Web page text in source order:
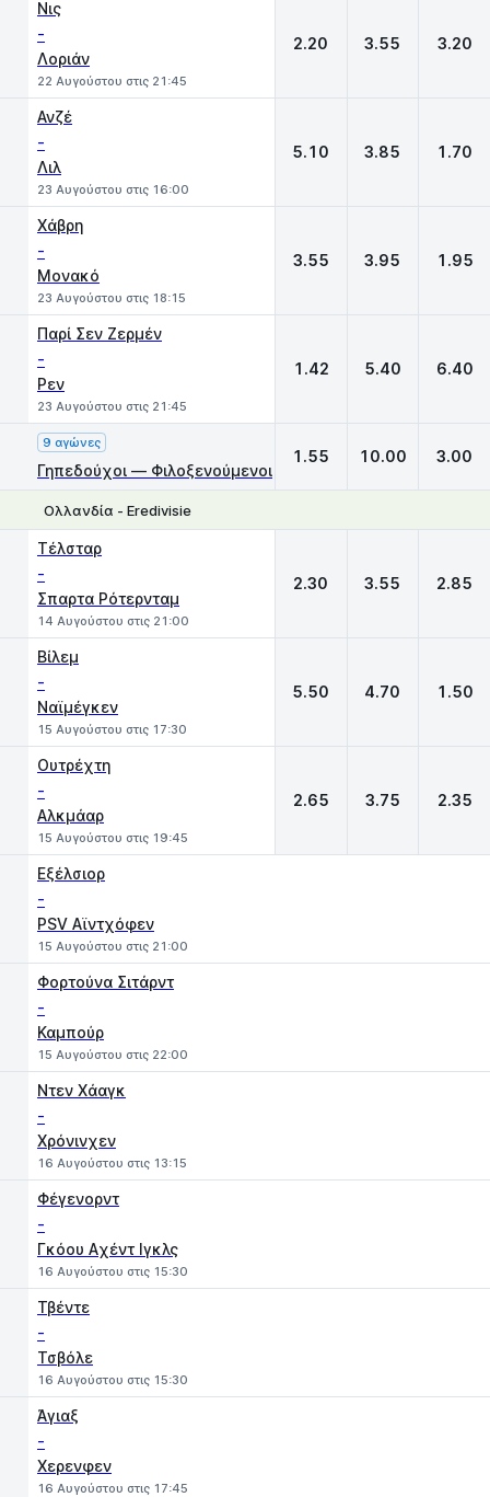
Νις
-
Λοριάν
22 Αυγούστου στις 21:45
2.20 3.55 3.20
Ανζέ
-
Λιλ
23 Αυγούστου στις 16:00
5.10 3.85 1.70
Χάβρη
-
Μονακό
23 Αυγούστου στις 18:15
3.55 3.95 1.95
Παρί Σεν Ζερμέν
-
Ρεν
23 Αυγούστου στις 21:45
1.42 5.40 6.40
9 αγώνες
Γηπεδούχοι — Φιλοξενούμενοι
1.55 10.00 3.00
Ολλανδία - Eredivisie
Τέλσταρ
-
Σπαρτα Ρότερνταμ
14 Αυγούστου στις 21:00
2.30 3.55 2.85
Βίλεμ
-
Ναϊμέγκεν
15 Αυγούστου στις 17:30
5.50 4.70 1.50
Ουτρέχτη
-
Αλκμάαρ
15 Αυγούστου στις 19:45
2.65 3.75 2.35
Εξέλσιορ
-
PSV Αϊντχόφεν
15 Αυγούστου στις 21:00
Φορτούνα Σιτάρντ
-
Καμπούρ
15 Αυγούστου στις 22:00
Ντεν Χάαγκ
-
Χρόνινχεν
16 Αυγούστου στις 13:15
Φέγενορντ
-
Γκόου Aχέντ Ιγκλς
16 Αυγούστου στις 15:30
Τβέντε
-
Τσβόλε
16 Αυγούστου στις 15:30
Άγιαξ
-
Χερενφεν
16 Αυγούστου στις 17:45